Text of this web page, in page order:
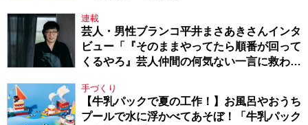
連載
芸人・男性ブランコ平井まさあきさんインタ
ビュー「『そのままやってたら順番が回って
くるやろ』芸人仲間の何気ない一言に救われ
手づくり
【牛乳パックで夏の工作！】お風呂やおうち
プールで水に浮かべてあそぼ！「牛乳パック